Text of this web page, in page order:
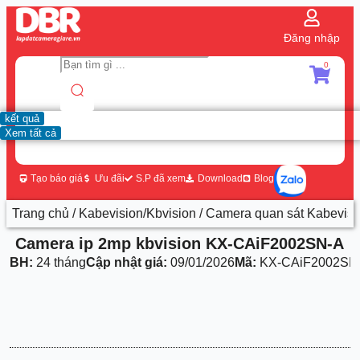
Đăng nhập
kết quả
Xem tất cả
0
Tạo báo giá Ưu đãi S.P đã xem Download Blog
Trang chủ / Kabevision/Kbvision /Camera quan sát
Camera ip 2mp kbvision KX-CAiF2002SN-A
BH: 24 thángCập nhật giá: 09/01/2026Mã: KX-